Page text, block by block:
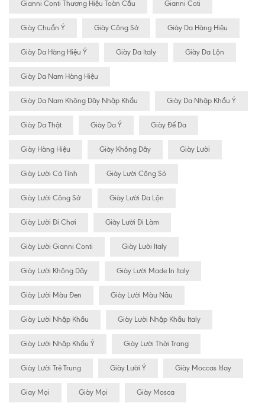
Gianni Conti Thương Hiệu Toàn Cầu Gianni Coti
Giày Chuẩn Ý Giày Công Sở Giày Da Hàng Hiệu
Giày Da Hàng Hiệu Ý Giày Da Italy Giày Da Lộn
Giày Da Nam Hàng Hiệu
Giày Da Nam Không Dây Nhập Khẩu Giày Da Nhập Khẩu Ý
Giày Da Thật Giày Da Ý Giày Đế Da
Giày Hàng Hiệu Giày Không Dây Giày Lười
Giày Lười Cá Tính Giày Lười Công Sỏ
Giày Lười Công Sở Giày Lười Da Lộn
Giày Lười Đi Chơi Giày Lười Đi Làm
Giày Lười Gianni Conti Giày Lười Italy
Giày Lười Không Dây Giày Lười Made In Italy
Giày Lười Màu Đen Giày Lười Màu Nâu
Giày Lười Nhập Khẩu Giày Lười Nhập Khẩu Italy
Giày Lười Nhập Khẩu Ý Giày Lười Thời Trang
Giày Lười Trẻ Trung Giày Lười Ý Giày Moccas Itlay
Giay Mọi Giày Mọi Giày Mosca